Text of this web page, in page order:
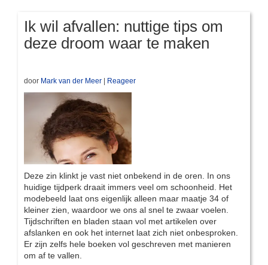
Ik wil afvallen: nuttige tips om
deze droom waar te maken
door Mark van der Meer | Reageer
Deze zin klinkt je vast niet onbekend in de oren. In ons
huidige tijdperk draait immers veel om schoonheid. Het
modebeeld laat ons eigenlijk alleen maar maatje 34 of
kleiner zien, waardoor we ons al snel te zwaar voelen.
Tijdschriften en bladen staan vol met artikelen over
afslanken en ook het internet laat zich niet onbesproken.
Er zijn zelfs hele boeken vol geschreven met manieren
om af te vallen.